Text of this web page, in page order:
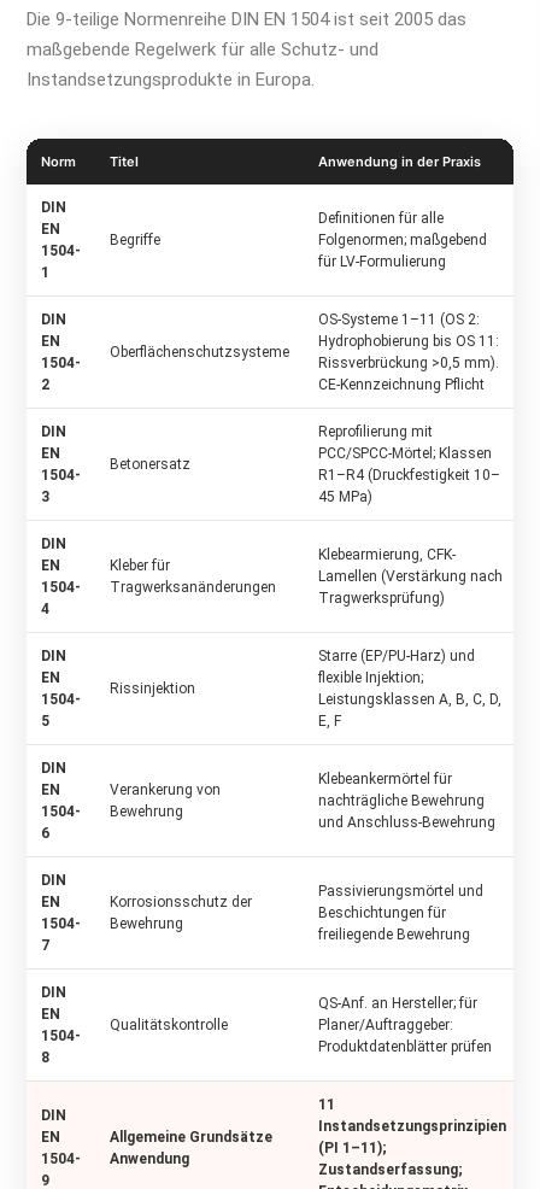
Die 9-teilige Normenreihe DIN EN 1504 ist seit 2005 das
maßgebende Regelwerk für alle Schutz- und
Instandsetzungsprodukte in Europa.
Norm Titel Anwendung in der Praxis
DIN
EN
1504-
1
Begriffe
Definitionen für alle
Folgenormen; maßgebend
für LV-Formulierung
DIN
EN
1504-
2
Oberflächenschutzsysteme
OS-Systeme 1–11 (OS 2:
Hydrophobierung bis OS 11:
Rissverbrückung >0,5 mm).
CE-Kennzeichnung Pflicht
DIN
EN
1504-
3
Betonersatz
Reprofilierung mit
PCC/SPCC-Mörtel; Klassen
R1–R4 (Druckfestigkeit 10–
45 MPa)
DIN
EN
1504-
4
Kleber für
Tragwerksanänderungen
Klebearmierung, CFK-
Lamellen (Verstärkung nach
Tragwerksprüfung)
DIN
EN
1504-
5
Rissinjektion
Starre (EP/PU-Harz) und
flexible Injektion;
Leistungsklassen A, B, C, D,
E, F
DIN
EN
1504-
6
Verankerung von
Bewehrung
Klebeankermörtel für
nachträgliche Bewehrung
und Anschluss-Bewehrung
DIN
EN
1504-
7
Korrosionsschutz der
Bewehrung
Passivierungsmörtel und
Beschichtungen für
freiliegende Bewehrung
DIN
EN
1504-
8
Qualitätskontrolle
QS-Anf. an Hersteller; für
Planer/Auftraggeber:
Produktdatenblätter prüfen
DIN
EN
1504-
9
Allgemeine Grundsätze
Anwendung
11
Instandsetzungsprinzipien
(PI 1–11);
Zustandserfassung;